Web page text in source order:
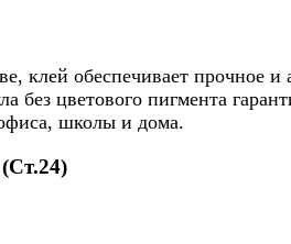
клей обеспечивает прочное и
без цветового пигмента
офиса, школы и дома.